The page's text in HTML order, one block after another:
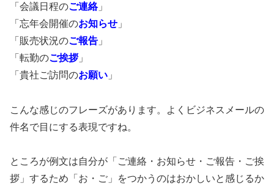
「会議日程のご連絡」
「忘年会開催のお知らせ 」
「販売状況のご報告 」
「転勤のご挨拶」
「貴社ご訪問のお願い 」
こんな感じのフレーズがあります。よくビジネスメールの
件名で目にする表現ですね。
ところが例文は自分が「ご連絡・お知らせ・ご報告・ご挨
拶」するため「お・ご」をつかうのはおかしいと感じるか